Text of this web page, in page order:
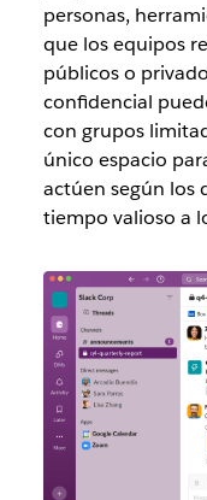
personas,
que los equipos
públicos o
confidencial
con grupos
único espacio
actúen según los
tiempo valioso a